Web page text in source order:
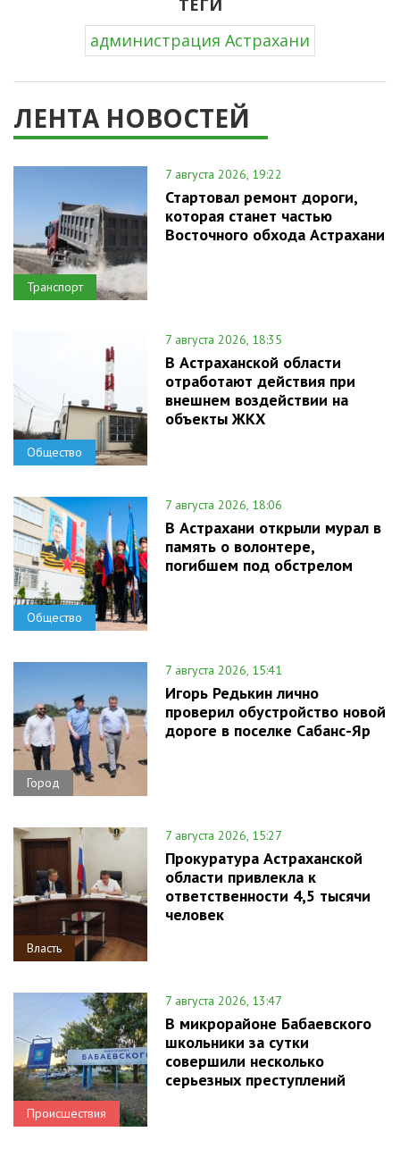
ТЕГИ
администрация Астрахани
ЛЕНТА НОВОСТЕЙ
Транспорт
7 августа 2026, 19:22
Стартовал ремонт дороги,
которая станет частью
Восточного обхода Астрахани
Общество
7 августа 2026, 18:35
В Астраханской области
отработают действия при
внешнем воздействии на
объекты ЖКХ
Общество
7 августа 2026, 18:06
В Астрахани открыли мурал в
память о волонтере,
погибшем под обстрелом
Город
7 августа 2026, 15:41
Игорь Редькин лично
проверил обустройство новой
дороге в поселке Сабанс-Яр
Власть
7 августа 2026, 15:27
Прокуратура Астраханской
области привлекла к
ответственности 4,5 тысячи
человек
Происшествия
7 августа 2026, 13:47
В микрорайоне Бабаевского
школьники за сутки
совершили несколько
серьезных преступлений